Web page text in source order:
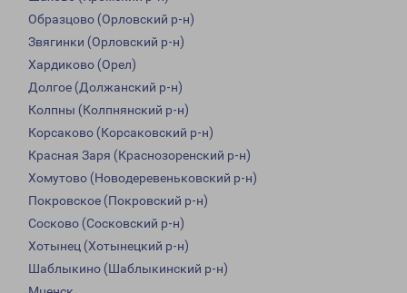
Образцово (Орловский р-н)
Звягинки (Орловский р-н)
Хардиково (Орел)
Долгое (Должанский р-н)
Колпны (Колпнянский р-н)
Корсаково (Корсаковский р-н)
Красная Заря (Краснозоренский р-н)
Хомутово (Новодеревеньковский р-н)
Покровское (Покровский р-н)
Сосково (Сосковский р-н)
Хотынец (Хотынецкий р-н)
Шаблыкино (Шаблыкинский р-н)